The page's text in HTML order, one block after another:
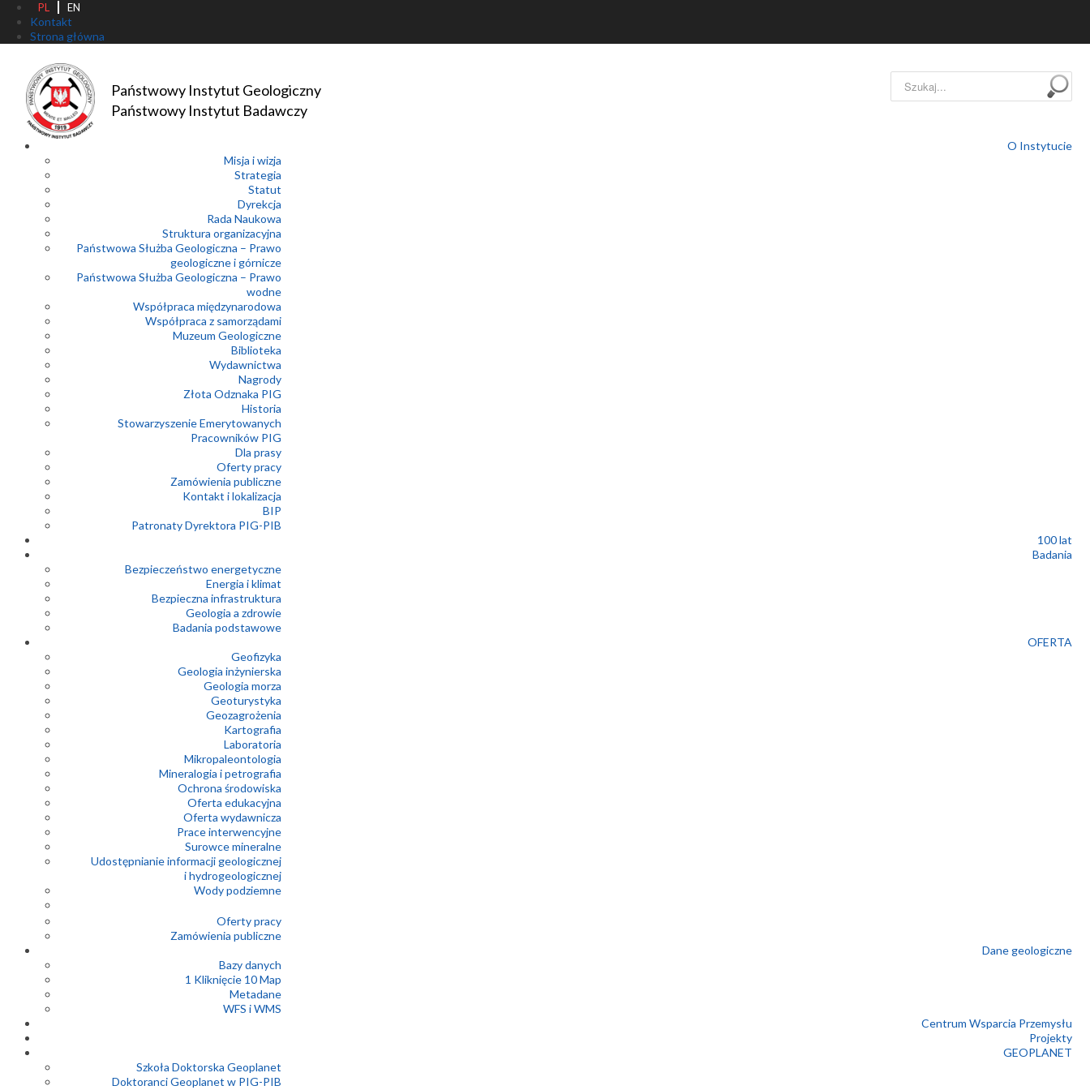
PL EN
Kontakt
Strona główna
Państwowy Instytut Geologiczny
Państwowy Instytut Badawczy
Szukaj...
O Instytucie
Misja i wizja
Strategia
Statut
Dyrekcja
Rada Naukowa
Struktura organizacyjna
Państwowa Służba Geologiczna – Prawo
geologiczne i górnicze
Państwowa Służba Geologiczna – Prawo
wodne
Współpraca międzynarodowa
Współpraca z samorządami
Muzeum Geologiczne
Biblioteka
Wydawnictwa
Nagrody
Złota Odznaka PIG
Historia
Stowarzyszenie Emerytowanych
Pracowników PIG
Dla prasy
Oferty pracy
Zamówienia publiczne
Kontakt i lokalizacja
BIP
Patronaty Dyrektora PIG-PIB
100 lat
Badania
Bezpieczeństwo energetyczne
Energia i klimat
Bezpieczna infrastruktura
Geologia a zdrowie
Badania podstawowe
OFERTA
Geofizyka
Geologia inżynierska
Geologia morza
Geoturystyka
Geozagrożenia
Kartografia
Laboratoria
Mikropaleontologia
Mineralogia i petrografia
Ochrona środowiska
Oferta edukacyjna
Oferta wydawnicza
Prace interwencyjne
Surowce mineralne
Udostępnianie informacji geologicznej
i hydrogeologicznej
Wody podziemne
Oferty pracy
Zamówienia publiczne
Dane geologiczne
Bazy danych
1 Kliknięcie 10 Map
Metadane
WFS i WMS
Centrum Wsparcia Przemysłu
Projekty
GEOPLANET
Szkoła Doktorska Geoplanet
Doktoranci Geoplanet w PIG-PIB